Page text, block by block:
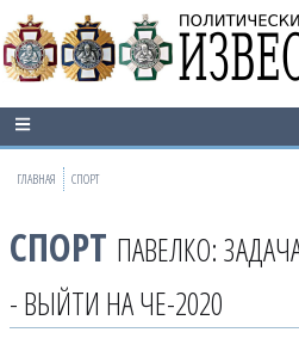
ГЛАВНАЯ СПОРТ
СПОРТ ПАВЕЛКО:
- ВЫЙТИ НА ЧЕ-2020